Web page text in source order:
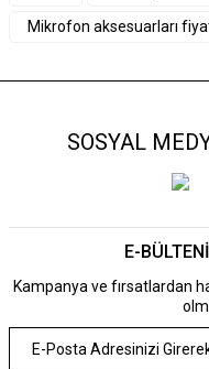
Mikrofon aksesuarları
SOSYAL
E-
Kampanya ve fırsatlardan